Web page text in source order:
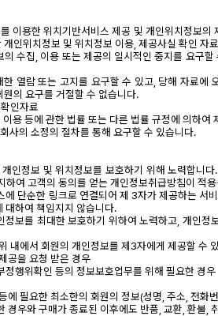
이용한 위치기반서비스 제공 및 개인위치정보의
인위치정보 및 위치정보 이용, 제공사실 확인 자
수집, 이용 또는 제공의 일시적인 중지를 요구
열람 또는 고지를 요구할 수 있고, 당해 자료에
의 요구를 거절할 수 없습니다.
인자료
용 등에 관한 법률 또는 다른 법률 규정에 의하여
사의 소정의 절차를 통해 요구할 수 있습니다.
인정보 및 위치정보를 보호하기 위해 노력합니
여 고객의 동의를 얻는 개인정보취급방침이 적
단순한 링크로 연결되어 제 3자가 제공하는 서
대하여 책임지지 않습니다.
보를 최대한 보호하기 위하여 노력하고, 개인정
내에서 회원의 개인정보를 제3자에게 제공할 수
공을 요청 받은 경우
행위확인 등의 정보보호업무를 위해 필요한 경우
에 필요한 최소한의 회원의 정보(성명, 주소, 전화
경우와 구매가 종료된 이후에도 반품, 교환, 환불,